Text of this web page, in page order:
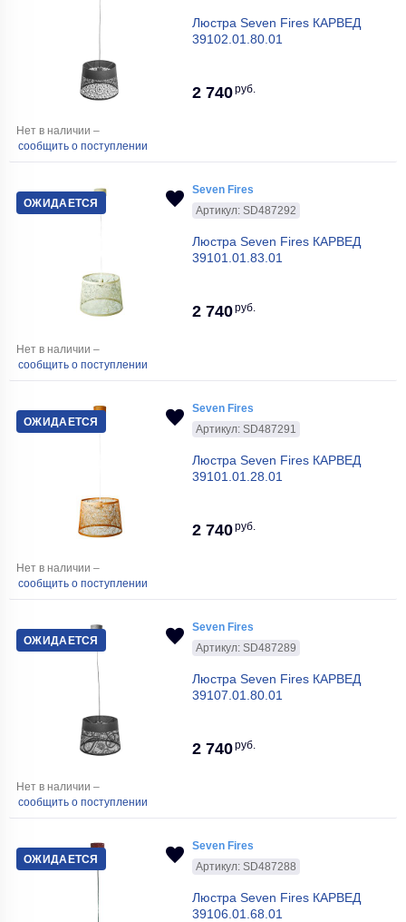
Люстра Seven Fires КАРВЕД
39102.01.80.01
2 740руб.
Нет в наличии –
сообщить о поступлении
ОЖИДАЕТСЯ
Seven Fires
Артикул: SD487292
Люстра Seven Fires КАРВЕД
39101.01.83.01
2 740руб.
Нет в наличии –
сообщить о поступлении
ОЖИДАЕТСЯ
Seven Fires
Артикул: SD487291
Люстра Seven Fires КАРВЕД
39101.01.28.01
2 740руб.
Нет в наличии –
сообщить о поступлении
ОЖИДАЕТСЯ
Seven Fires
Артикул: SD487289
Люстра Seven Fires КАРВЕД
39107.01.80.01
2 740руб.
Нет в наличии –
сообщить о поступлении
ОЖИДАЕТСЯ
Seven Fires
Артикул: SD487288
Люстра Seven Fires КАРВЕД
39106.01.68.01